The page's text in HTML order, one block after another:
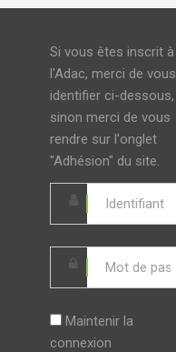
Si vous êtes inscrit à
l'Adac, merci de vous
identifier ci-dessous,
sinon merci de vous
rendre sur l'onglet
"Adhésion" du site.
Maintenir la
connexion